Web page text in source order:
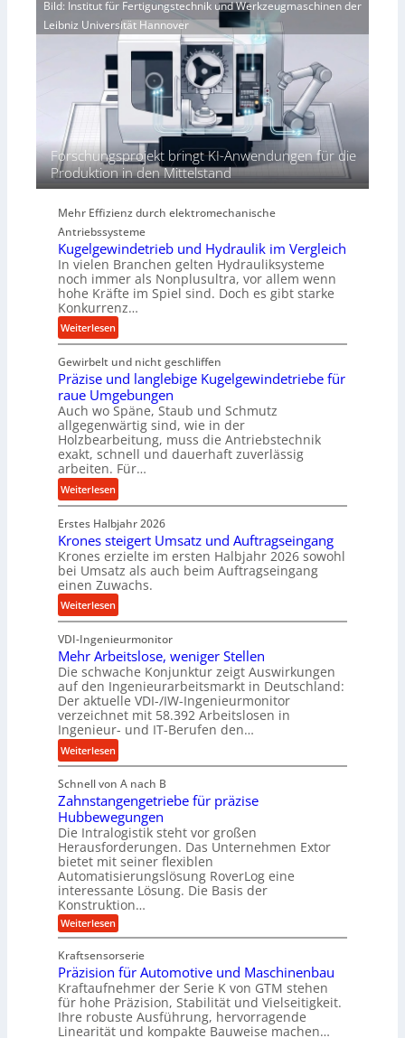
r
j
i
e
r
e
r
i
e
P
r
f
o
r
m
a
n
c
b
e
i
m
D
r
ü
c
k
p
r
o
z
e
s
Bild: Institut für Fertigungstechnik und Werkzeugmaschinen der
Leibniz Universität Hannover
Forschungsprojekt bringt KI-Anwendungen für die
Produktion in den Mittelstand
Mehr Effizienz durch elektromechanische
Antriebssysteme
Kugelgewindetrieb und Hydraulik im Vergleich
In vielen Branchen gelten Hydrauliksysteme
noch immer als Nonplusultra, vor allem wenn
hohe Kräfte im Spiel sind. Doch es gibt starke
Konkurrenz…
Weiterlesen:
K
u
g
e
l
g
e
w
i
n
e
t
r
i
b
u
n
d
H
y
d
r
a
l
i
k
i
m
V
e
r
g
e
c
h
Gewirbelt und nicht geschliffen
Präzise und langlebige Kugelgewindetriebe für
raue Umgebungen
Auch wo Späne, Staub und Schmutz
allgegenwärtig sind, wie in der
Holzbearbeitung, muss die Antriebstechnik
exakt, schnell und dauerhaft zuverlässig
arbeiten. Für…
Weiterlesen:
P
r
ä
z
i
s
e
u
n
d
l
a
n
g
e
b
i
g
e
K
u
g
e
l
g
e
w
i
n
d
Erstes Halbjahr 2026
Krones steigert Umsatz und Auftragseingang
Krones erzielte im ersten Halbjahr 2026 sowohl
bei Umsatz als auch beim Auftragseingang
einen Zuwachs.
Weiterlesen:
K
r
o
n
e
s
s
t
e
e
r
t
U
m
s
a
t
u
n
d
A
u
VDI-Ingenieurmonitor
Mehr Arbeitslose, weniger Stellen
Die schwache Konjunktur zeigt Auswirkungen
auf den Ingenieurarbeitsmarkt in Deutschland:
Der aktuelle VDI-/IW-Ingenieurmonitor
verzeichnet mit 58.392 Arbeitslosen in
Ingenieur- und IT-Berufen den…
Weiterlesen:
M
e
h
r
A
r
b
e
i
t
s
l
o
s
e
,
Schnell von A nach B
Zahnstangengetriebe für präzise
Hubbewegungen
Die Intralogistik steht vor großen
Herausforderungen. Das Unternehmen Extor
bietet mit seiner flexiblen
Automatisierungslösung RoverLog eine
interessante Lösung. Die Basis der
Konstruktion…
Weiterlesen:
Z
h
n
s
t
a
n
Kraftsensorserie
Präzision für Automotive und Maschinenbau
Kraftaufnehmer der Serie K von GTM stehen
für hohe Präzision, Stabilität und Vielseitigkeit.
Ihre robuste Ausführung, hervorragende
Linearität und kompakte Bauweise machen…